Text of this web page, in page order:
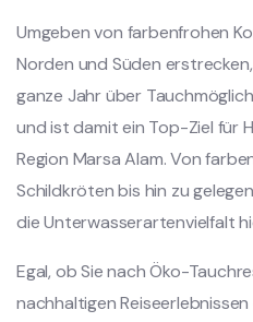
Umgeben von farbenfrohen
Norden und Süden
ganze Jahr über
und ist damit ein Top-Ziel für
Region Marsa Alam. Von
Schildkröten bis hin zu
die Unterwasserartenvielfalt
Egal, ob Sie nach Öko-
nachhaltigen